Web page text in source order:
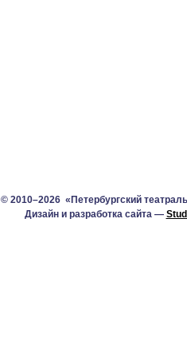
© 2010–2026 «Петербургский
Дизайн и разработка сайта —